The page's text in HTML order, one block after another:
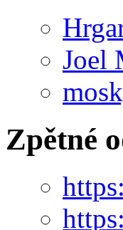
Joel
Zpětné
https:
https: